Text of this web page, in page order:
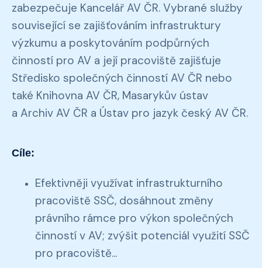
zabezpečuje Kancelář AV ČR. Vybrané služby
související se zajišťováním infrastruktury
výzkumu a poskytováním podpůrných
činností pro AV a její pracoviště zajišťuje
Středisko společných činností AV ČR nebo
také Knihovna AV ČR, Masarykův ústav
a Archiv AV ČR a Ústav pro jazyk český AV ČR.
Cíle:
Efektivněji využívat infrastrukturního
pracoviště SSČ, dosáhnout změny
právního rámce pro výkon společných
činností v AV; zvýšit potenciál využití SSČ
pro pracoviště...